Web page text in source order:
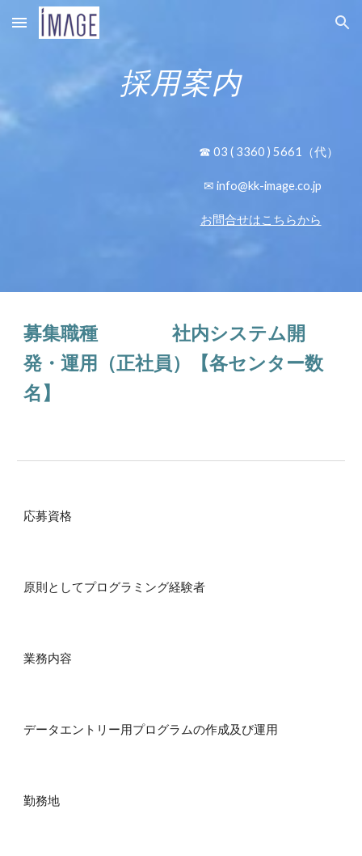
Skip to main content Skip to navigation
採用案内
☎ 03 ( 3360 ) 5661（代）
✉ info@kk-image.co.jp
お問合せはこちらから
募集職種
社内システム開
発 ・運用
（正社員）【各センター数
名】
応募資格
原則としてプログラミング経験者
業務内容
データエントリー用プログラムの作成及び運用
勤務地